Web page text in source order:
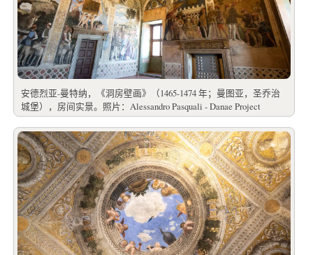
安德烈亚-曼特纳，《洞房壁画》（1465-1474 年；曼图亚，圣乔治
城堡），房间实景。照片：Alessandro Pasquali - Danae Project